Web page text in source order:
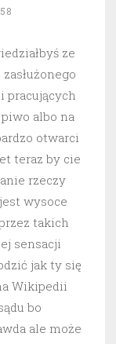
ze
pracujących
albo na
otwarci
teraz by cie
rzeczy
wysoce
takich
sensacji
jak ty się
Wikipedii
bo
ale może